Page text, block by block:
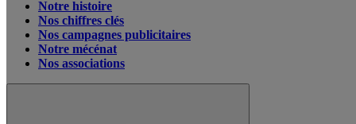
Notre histoire
Nos chiffres clés
Nos campagnes publicitaires
Notre mécénat
Nos associations